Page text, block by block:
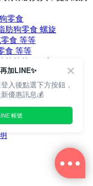
零食
肪狗零食 螺旋
零食 等等
食 等等
加LINE✨
入後點選下方按鈕，
優惠訊息💰
帳號